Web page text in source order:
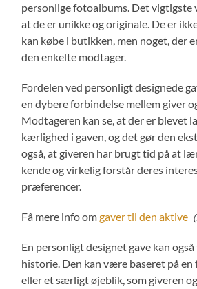
personlige fotoalbums. Det vigtigste
at de er unikke og originale. De er
kan købe i butikken, men noget, der
den enkelte modtager.
Fordelen ved personligt designede
en dybere forbindelse mellem giver
Modtageren kan se, at der er blevet
kærlighed i gaven, og det gør den
også, at giveren har brugt tid på at
kende og virkelig forstår deres
præferencer.
Få mere info omgaver til den aktive
En personligt designet gave kan
historie. Den kan være baseret på
eller et særligt øjeblik, som giveren